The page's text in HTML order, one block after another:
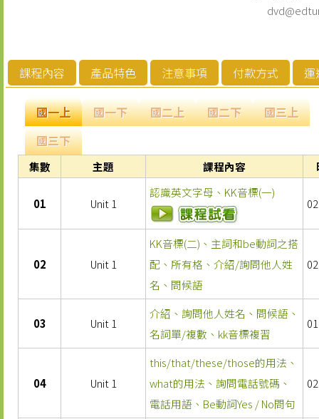
課程內容 產品特色 注意事項 付款方式 運
國一上 國一下 國二上 國二下
國三上
國三下
集數 主題 課程內容
01 Unit 1
認識英文字母、KK音標(一)
02 Unit 1
KK音標(二)、主詞和be動詞之搭
配、所有格、介紹/詢問他人姓
名、問候語
03 Unit 1
介紹、詢問他人姓名、問候語、
名詞單/複數、kk音標複習
04 Unit 1
this/that/these/those的用法、
what的用法、詢問電話號碼、
電話用語、Be動詞Yes / No問句